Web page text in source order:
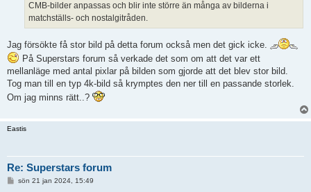
CMB-bilder anpassas och blir inte större än många av bilderna i
matchställs- och nostalgitråden.
Jag försökte få stor bild på detta forum också men det gick icke.
På Superstars forum så verkade det som om att det var ett
mellanläge med antal pixlar på bilden som gjorde att det blev stor bild.
Tog man till en typ 4k-bild så krymptes den ner till en passande storlek.
Om jag minns rätt..?
Eastis
Re: Superstars forum
sön 21 jan 2024, 15:49